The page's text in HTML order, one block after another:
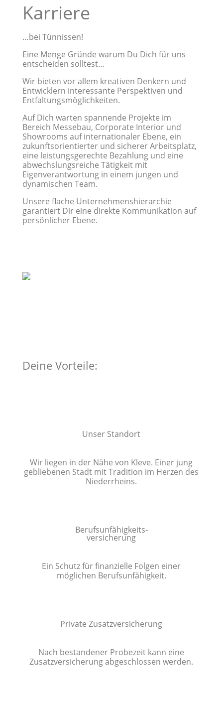
Karriere
…bei Tünnissen!
Eine Menge Gründe warum Du Dich für uns
entscheiden solltest…
Wir bieten vor allem kreativen Denkern und
Entwicklern interessante Perspektiven und
Entfaltungsmöglichkeiten.
Auf Dich warten spannende Projekte im
Bereich Messebau, Corporate Interior und
Showrooms auf internationaler Ebene, ein
zukunftsorientierter und sicherer Arbeitsplatz,
eine leistungsgerechte Bezahlung und eine
abwechslungsreiche Tätigkeit mit
Eigenverantwortung in einem jungen und
dynamischen Team.
Unsere flache Unternehmenshierarchie
garantiert Dir eine direkte Kommunikation auf
persönlicher Ebene.
Deine Vorteile:
Unser Standort
Wir liegen in der Nähe von Kleve. Einer jung
gebliebenen Stadt mit Tradition im Herzen des
Niederrheins.
Berufsunfähigkeits-
versicherung
Ein Schutz für finanzielle Folgen einer
möglichen Berufsunfähigkeit.
Private Zusatzversicherung
Nach bestandener Probezeit kann eine
Zusatzversicherung abgeschlossen werden.